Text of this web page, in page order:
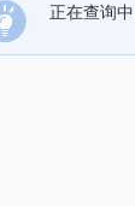
正在查询